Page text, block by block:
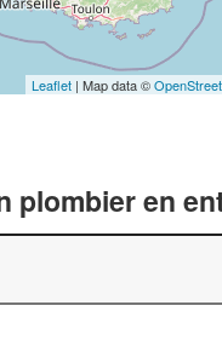
Leaflet | Map data ©
plombier en